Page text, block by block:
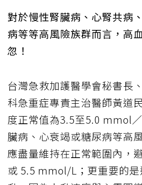
對於慢性腎臟病、心腎共病
病等等高風險族群而言，高
忽！
台灣急救加護醫學會秘書長
科急重症專責主治醫師黃道
度正常值為3.5至5.0 mmol
臟病、心衰竭或糖尿病等高
應盡量維持在正常範圍內，
或 5.5 mmol/L；更重要的